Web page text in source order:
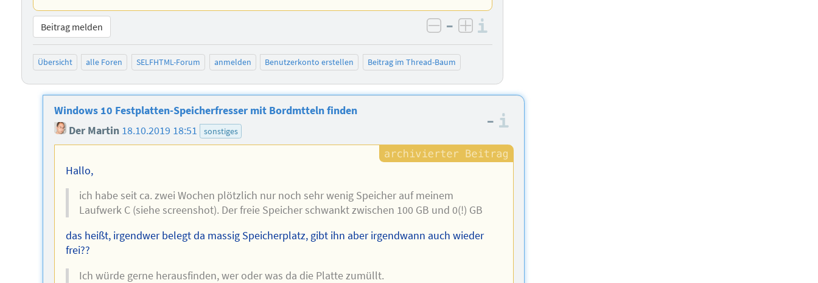
Beitrag melden negativ bewerten
– positiv bewerten
Übersicht alle Foren SELFHTML-Forum anmelden Benutzerkonto erstellen Beitrag im Thread-Baum
Windows 10 Festplatten-Speicherfresser mit Bordmtteln finden
Der Martin 18.10.2019 18:51 sonstiges
–
Hallo,
ich habe seit ca. zwei Wochen plötzlich nur noch sehr wenig Speicher auf meinem
Laufwerk C (siehe screenshot). Der freie Speicher schwankt zwischen 100 GB und 0(!) GB
das heißt, irgendwer belegt da massig Speicherplatz, gibt ihn aber irgendwann auch wieder
frei??
Ich würde gerne herausfinden, wer oder was da die Platte zumüllt.